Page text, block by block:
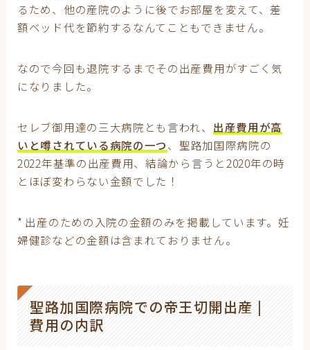
るため、他の産院のように後でお部屋を変えて、差
額ベッド代を節約するなんてこともできません。
なので今回も退院するまでその出産費用がすごく気
になりました。
セレブ御用達の三大病院とも言われ、 出産費用が高
いと噂されている病院の一つ、聖路加国際病院の
2022年基準の出産費用、結論から言うと2020年の時
とほぼ変わらない金額でした！
* 出産のための入院の金額のみを掲載しています。妊
婦健診などの金額は含まれておりません。
聖路加国際病院での帝王切開出産 |
費用の内訳